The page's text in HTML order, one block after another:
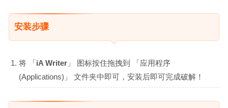
安装步骤
将 「iA Writer 」 图标按住拖拽到 「应用程序
(Applications)」 文件夹中即可，安装后即可完成破解！